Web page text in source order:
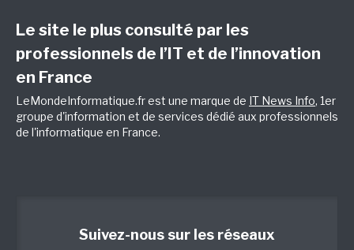
Le site le plus consulté par les
professionnels de l’IT et de l’innovation
en France
LeMondeInformatique.fr est une marque de IT News Info, 1er
groupe d'information et de services dédié aux professionnels
de l'informatique en France.
Suivez-nous sur les réseaux